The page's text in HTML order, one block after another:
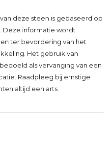
deze steen is gebaseerd op
Deze informatie wordt
ter bevordering van het
Het gebruik van
als vervanging van een
Raadpleeg bij ernstige
altijd een arts.